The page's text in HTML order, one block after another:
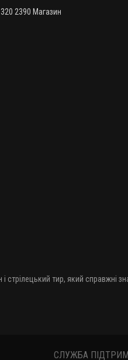
2390 Магазин
стрілецький тир, який справжні
СЛУЖБА